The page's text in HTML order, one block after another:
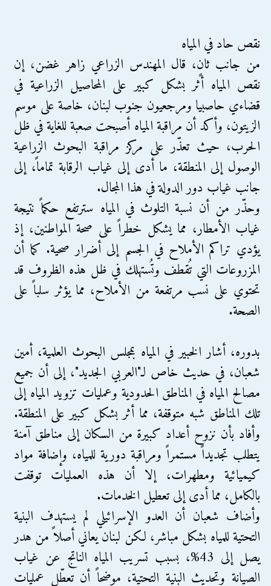
نقص حاد في المياه
من جانب ثانٍ، قال المهندس الزراعي زاهر غضن، إن
نقص المياه أثر بشكل كبير على المحاصيل الزراعية في
قضاءي حاصبيا ومرجعيون جنوب لبنان، خاصة على موسم
الزيتون، وأكد أن مراقبة المياه أصبحت صعبة للغاية في ظل
الحرب، حيث تعذّر على مركز مراقبة البحوث الزراعية
الوصول إلى المنطقة، ما أدى إلى غياب الرقابة تماماً، إلى
جانب غياب دور الدولة في هذا المجال.
وحذّر من أن نسبة التلوث في المياه سترتفع حكماً نتيجة
غياب الأمطار، مما يشكل خطراً على صحة المواطنين، إذ
يؤدي تراكم الأملاح في الجسم إلى أضرار صحية. كما أن
المزروعات التي تُقطف وتُستهلك في ظل هذه الظروف قد
تحتوي على نسب مرتفعة من الأملاح، مما يؤثر سلباً على
الصحة.
بدوره، أشار الخبير في المياه بمجلس البحوث العلمية، أمين
شعبان، في حديث خاص لـ"العربي الجديد"، إلى أن جميع
مصالح المياه في المناطق الحدودية وعمليات تزويد المياه إلى
تلك المناطق شبه متوقفة، مما أثر بشكل كبير على المنطقة.
وأفاد بأن نزوح أعداد كبيرة من السكان إلى مناطق آمنة
يتطلب تجديداً مستمراً ومراقبة دورية للمياه، وإضافة مواد
كيميائية ومطهرات، إلا أن هذه العمليات توقفت
بالكامل، مما أدى إلى تعطيل الخدمات.
وأضاف شعبان أن العدو الإسرائيلي لم يستهدف البنية
التحتية للمياه بشكل مباشر، لكن لبنان يعاني أصلاً من هدر
يصل إلى 43%، بسبب تسريب المياه الناتج عن غياب
الصيانة وتحديث البنية التحتية، موضحاً أن تعطّل عمليات